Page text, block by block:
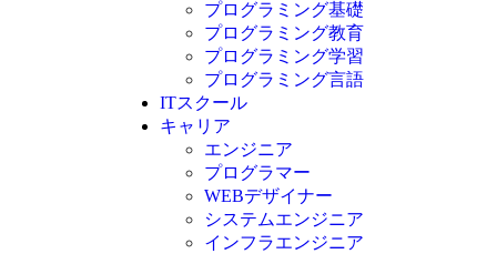
プログラミング基礎
プログラミング教育
プログラミング学習
プログラミング言語
C言語
C#
VBA
Go言語
Kotlin
Java
ITスクール
キャリア
エンジニア
プログラマー
WEBデザイナー
システムエンジニア
インフラエンジニア